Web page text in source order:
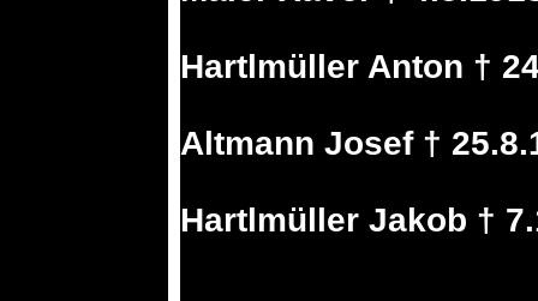
Hartlmüller Anton †
Altmann Josef †
Hartlmüller Jakob †